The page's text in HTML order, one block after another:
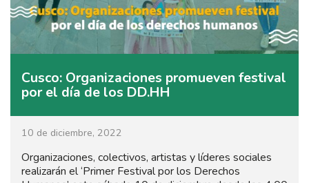
Cusco: Organizaciones promueven festival
por el día de los DD.HH
10 de diciembre, 2022
Organizaciones, colectivos, artistas y líderes sociales
realizarán el ‘Primer Festival por los Derechos